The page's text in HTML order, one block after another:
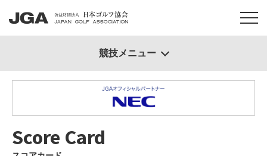
Score Card
競技メニュー